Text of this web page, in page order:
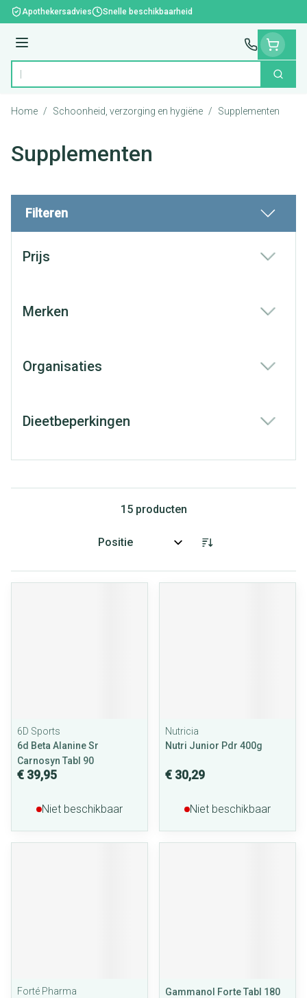
Ga naar de inhoud
Apothekersadvies Snelle beschikbaarheid
Menu
Product, merk, categorie... Zoek
Home / Schoonheid, verzorging en hygiëne / Supplementen
Supplementen
Filteren
Prijs
Merken
Organisaties
Dieetbeperkingen
15producten
Sorteer op:
6D Sports
6d Beta Alanine Sr
Carnosyn Tabl 90
€ 39,95
Niet beschikbaar
Nutricia
Nutri Junior Pdr 400g
€ 30,29
Niet beschikbaar
Forté Pharma
Gammanol Forte Tabl 180